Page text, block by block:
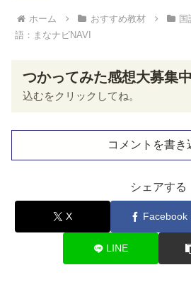
ホーム おすすめ教材 国
語：まなナビNAVI
つかってみた感想大募集
込むをクリックしてね。
コメントを書き
シェアする
X Facebook
LINE